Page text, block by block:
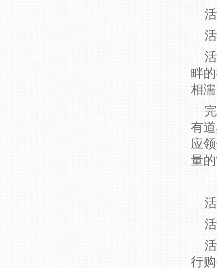
活
活
活
畔
相
完
有
应
量
活
活
活
行